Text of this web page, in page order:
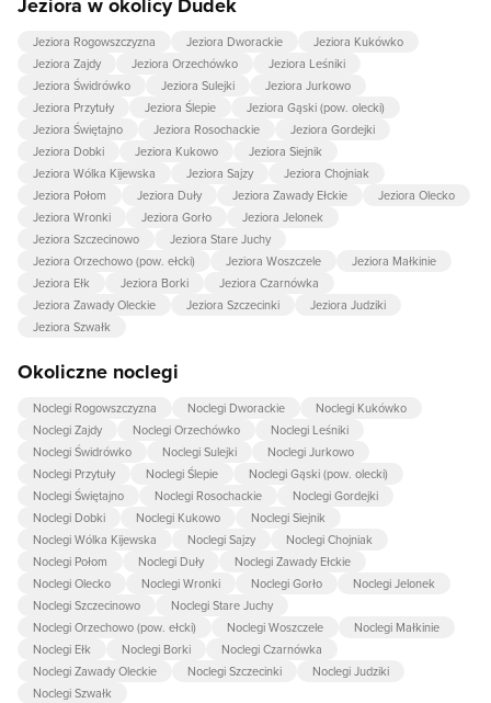
Jeziora Rogowszczyzna Jeziora Dworackie
Jeziora Kukówko
Jeziora Zajdy
Jeziora Orzechówko
Jeziora Leśniki
Jeziora Świdrówko
Jeziora Sulejki
Jeziora Jurkowo
Jeziora Przytuły
Jeziora Ślepie
Jeziora Gąski (pow. olecki)
Jeziora Świętajno
Jeziora Rosochackie
Jeziora Gordejki
Jeziora Dobki
Jeziora Kukowo
Jeziora Siejnik
Jeziora Wólka Kijewska
Jeziora Sajzy
Jeziora Chojniak
Jeziora Połom
Jeziora Duły Jeziora Zawady Ełckie
Jeziora Olecko
Jeziora Wronki
Jeziora Gorło
Jeziora Jelonek
Jeziora Szczecinowo
Jeziora Stare Juchy
Jeziora Orzechowo (pow. ełcki)
Jeziora Woszczele
Jeziora Małkinie
Jeziora Ełk
Jeziora Borki
Jeziora Czarnówka
Jeziora Zawady Oleckie
Jeziora Szczecinki
Jeziora Judziki
Jeziora Szwałk
Okoliczne noclegi
Noclegi Rogowszczyzna Noclegi Dworackie
Noclegi Kukówko
Noclegi Zajdy
Noclegi Orzechówko
Noclegi Leśniki
Noclegi Świdrówko
Noclegi Sulejki
Noclegi Jurkowo
Noclegi Przytuły
Noclegi Ślepie
Noclegi Gąski (pow. olecki)
Noclegi Świętajno
Noclegi Rosochackie
Noclegi Gordejki
Noclegi Dobki
Noclegi Kukowo
Noclegi Siejnik
Noclegi Wólka Kijewska
Noclegi Sajzy
Noclegi Chojniak
Noclegi Połom
Noclegi Duły
Noclegi Zawady Ełckie
Noclegi Olecko
Noclegi Wronki Noclegi Gorło
Noclegi Jelonek
Noclegi Szczecinowo
Noclegi Stare Juchy
Noclegi Orzechowo (pow. ełcki)
Noclegi Woszczele
Noclegi Małkinie
Noclegi Ełk
Noclegi Borki
Noclegi Czarnówka
Noclegi Zawady Oleckie
Noclegi Szczecinki
Noclegi Judziki
Noclegi Szwałk